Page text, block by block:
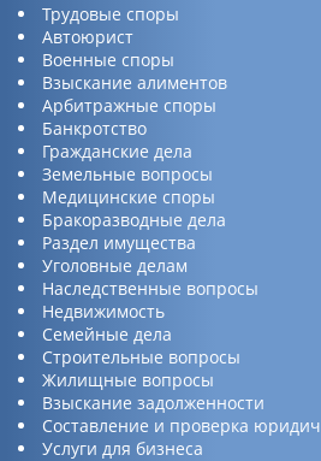
Трудовые споры
Автоюрист
Военные споры
Взыскание алиментов
Арбитражные споры
Банкротство
Гражданские дела
Земельные вопросы
Медицинские споры
Бракоразводные дела
Раздел имущества
Уголовные делам
Наследственные вопросы
Недвижимость
Семейные дела
Строительные вопросы
Жилищные вопросы
Взыскание задолженности
Составление и проверка
Услуги для бизнеса